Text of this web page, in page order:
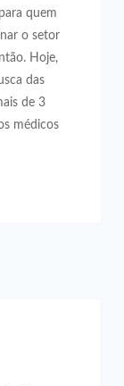
quem
o setor
Hoje,
das
de 3
médicos